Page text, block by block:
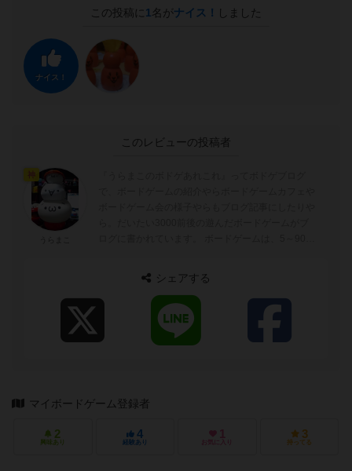
この投稿に 1 名がナイス！ しました
ナイス！
このレビューの投稿者
シェアする
マイボードゲーム登録者
2
興味あり
4
経験あり
1
お気に入り
3
持ってる